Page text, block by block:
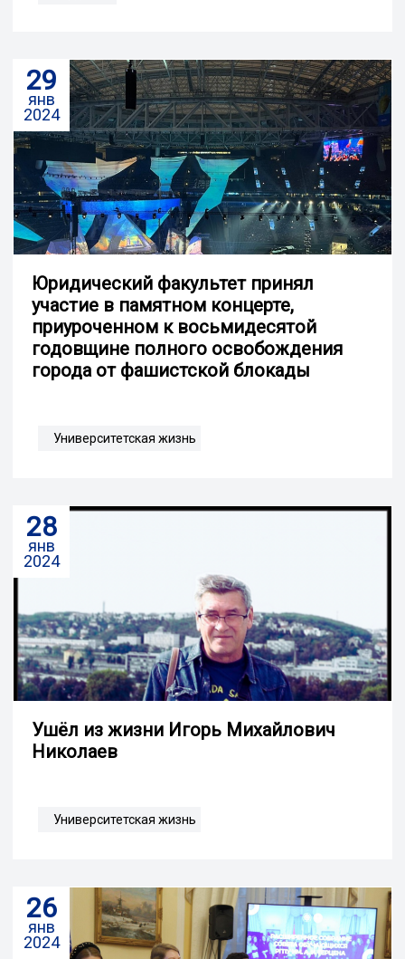
29
янв
2024
Юридический факультет принял
участие в памятном концерте,
приуроченном к восьмидесятой
годовщине полного освобождения
города от фашистской блокады
Университетская жизнь
28
янв
2024
Ушёл из жизни Игорь Михайлович
Николаев
Университетская жизнь
26
янв
2024